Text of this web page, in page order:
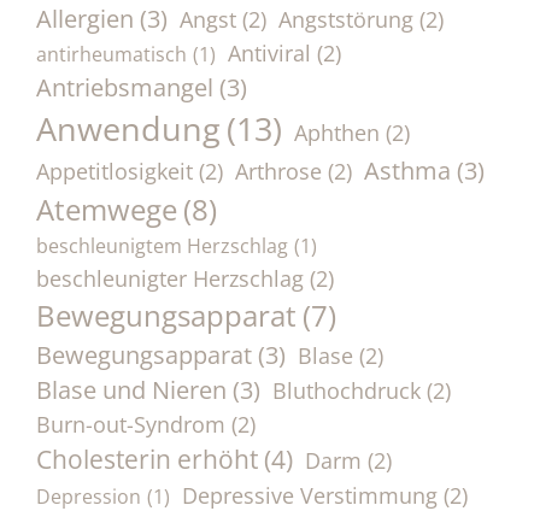
Allergien (3) Angst (2) Angststörung (2)
antirheumatisch (1) Antiviral (2)
Antriebsmangel (3)
Anwendung(13) Aphthen (2)
Appetitlosigkeit (2) Arthrose (2) Asthma (3)
Atemwege (8)
beschleunigtem Herzschlag (1)
beschleunigter Herzschlag (2)
Bewegungsapparat (7)
Bewegungsapparat (3) Blase (2)
Blase und Nieren (3) Bluthochdruck (2)
Burn-out-Syndrom (2)
Cholesterin erhöht (4) Darm (2)
Depression (1) Depressive Verstimmung (2)